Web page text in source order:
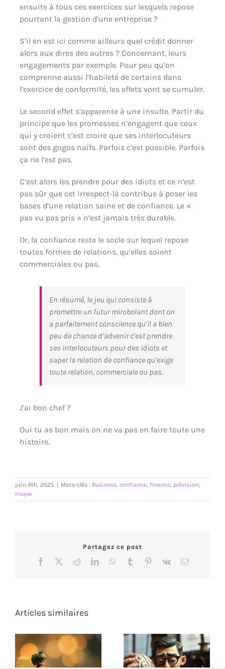
ensuite à tous ces exercices sur lesquels repose
pourtant la gestion d’une entreprise ?
S’il en est ici comme ailleurs quel crédit donner
alors aux dires des autres ? Concernant, leurs
engagements par exemple. Pour peu qu’on
comprenne aussi l’habileté de certains dans
l’exercice de conformité, les effets vont se cumuler.
Le second effet s’apparente à une insulte. Partir du
principe que les promesses n’engagent que ceux
qui y croient c’est croire que ses interlocuteurs
sont des gogos naïfs. Parfois c’est possible. Parfois
ça ne l’est pas.
C’est alors les prendre pour des idiots et ce n’est
pas sûr que cet irrespect-là contribue à poser les
bases d’une relation saine et de confiance. Le «
pas vu pas pris » n’est jamais très durable.
Or, la confiance reste le socle sur lequel repose
toutes formes de relations, qu’elles soient
commerciales ou pas.
En résumé, le jeu qui consiste à
promettre un futur mirobolant dont on
a parfaitement conscience qu’il a bien
peu de chance d’advenir c’est prendre
ses interlocuteurs pour des idiots et
saper la relation de confiance qu’exige
toute relation, commerciale ou pas.
J’ai bon chef ?
Oui tu as bon mais on ne va pas en faire toute une
histoire.
juin 4th, 2025 Mots-clés : Business, confiance, finance, prévision,
risque
Partagez ce post
Facebook RedditLinkedInWhatsApp
Tumblr Pinterest
Vk Email
Articles similaires